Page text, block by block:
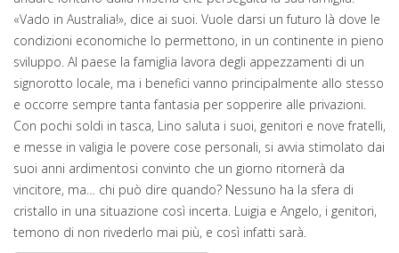
«Vado in Australia!», dice ai suoi. Vuole darsi un futuro là dove le
condizioni economiche lo permettono, in un continente in pieno
sviluppo. Al paese la famiglia lavora degli appezzamenti di un
signorotto locale, ma i benefici vanno principalmente allo stesso
e occorre sempre tanta fantasia per sopperire alle privazioni.
Con pochi soldi in tasca, Lino saluta i suoi, genitori e nove fratelli,
e messe in valigia le povere cose personali, si avvia stimolato dai
suoi anni ardimentosi convinto che un giorno ritornerà da
vincitore, ma… chi può dire quando? Nessuno ha la sfera di
cristallo in una situazione così incerta. Luigia e Angelo, i genitori,
temono di non rivederlo mai più, e così infatti sarà.